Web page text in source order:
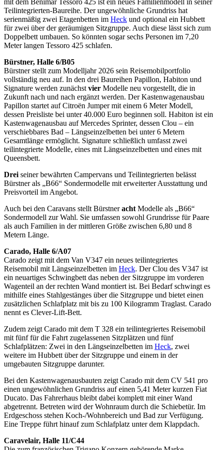
Teilintegrierten-Baureihe. Der ungewöhnliche Grundriss hat
serienmäßig zwei Etagenbetten im Heck und optional ein Hubbett
für zwei über der geräumigen Sitzgruppe. Auch diese lässt sich zum
Doppelbett umbauen. So könnten sogar sechs Personen im 7,20
Meter langen Tessoro 425 schlafen.
Bürstner, Halle 6/B05
Bürstner stellt zum Modelljahr 2026 sein Reisemobilportfolio
vollständig neu auf. In den drei Baureihen Papillon, Habiton und
Signature werden zunächst vier Modelle neu vorgestellt, die in
Zukunft nach und nach ergänzt werden. Der Kastenwagenausbau
Papillon startet auf Citroën Jumper mit einem 6 Meter Modell,
dessen Preisliste bei unter 40.000 Euro beginnen soll. Habiton ist ein
Kastenwagenausbau auf Mercedes Sprinter, dessen Clou – ein
verschiebbares Bad – Längseinzelbetten bei unter 6 Metern
Gesamtlänge ermöglicht. Signature schließlich umfasst zwei
teilintegrierte Modelle, eines mit Längseinzelbetten und eines mit
Queensbett.
Drei seiner bewährten Campervans und Teilintegrierten belässt
Bürstner als „B66“ Sondermodelle mit erweiterter Ausstattung und
Preisvorteil im Angebot.
Auch bei den Caravans stellt Bürstneracht Modelle als „B66“
Sondermodell zur Wahl. Sie umfassen sowohl Grundrisse für Paare
als auch Familien in der mittleren Größe zwischen 6,80 und 8
Metern Länge.
Carado, Halle 6/A07
Carado zeigt mit dem Van V347 ein neues teilintegriertes
Reisemobil mit Längseinzelbetten im Heck. Der Clou des V347 ist
ein neuartiges Schwingbett das neben der Sitzgruppe im vorderen
Wagenteil an der rechten Wand montiert ist. Bei Bedarf schwingt es
mithilfe eines Stahlgestänges über die Sitzgruppe und bietet einen
zusätzlichen Schlafplatz mit bis zu 100 Kilogramm Traglast. Carado
nennt es Clever-Lift-Bett.
Zudem zeigt Carado mit dem T 328 ein teilintegriertes Reisemobil
mit fünf für die Fahrt zugelassenen Sitzplätzen und fünf
Schlafplätzen: Zwei in den Längseinzelbetten im Heck, zwei
weitere im Hubbett über der Sitzgruppe und einem in der
umgebauten Sitzgruppe darunter.
Bei den Kastenwagenausbauten zeigt Carado mit dem CV 541 pro
einen ungewöhnlichen Grundriss auf einen 5,41 Meter kurzen Fiat
Ducato. Das Fahrerhaus bleibt dabei komplett mit einer Wand
abgetrennt. Betreten wird der Wohnraum durch die Schiebetür. Im
Erdgeschoss stehen Koch-/Wohnbereich und Bad zur Verfügung.
Eine Treppe führt hinauf zum Schlafplatz unter dem Klappdach.
Caravelair, Halle 11/C44